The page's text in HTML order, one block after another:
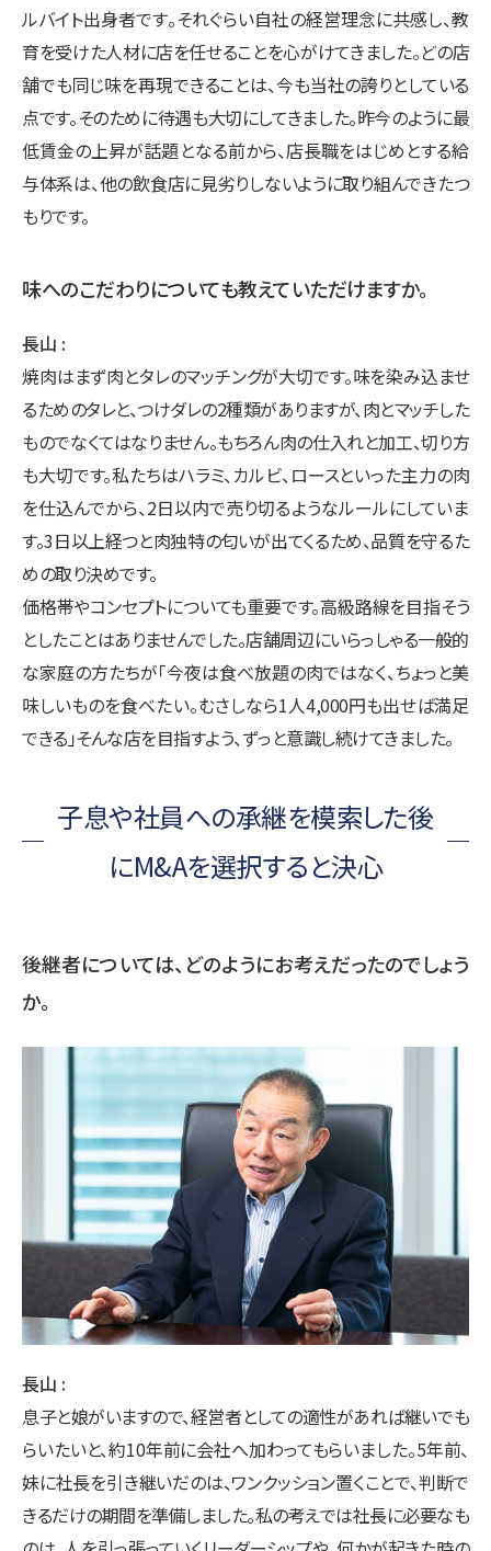
ルバイト出身者です。それぐらい自社の経営理念に共感し、教
育を受けた人材に店を任せることを心がけてきました。どの店
舗でも同じ味を再現できることは、今も当社の誇りとしている
点です。そのために待遇も大切にしてきました。昨今のように最
低賃金の上昇が話題となる前から、店長職をはじめとする給
与体系は、他の飲食店に見劣りしないように取り組んできたつ
もりです。
味へのこだわりについても教えていただけますか。
長山
焼肉はまず肉とタレのマッチングが大切です。味を染み込ませ
るためのタレと、つけダレの2種類がありますが、肉とマッチした
ものでなくてはなりません。もちろん肉の仕入れと加工、切り方
も大切です。私たちはハラミ、カルビ、ロースといった主力の肉
を仕込んでから、2日以内で売り切るようなルールにしていま
す。3日以上経つと肉独特の匂いが出てくるため、品質を守るた
めの取り決めです。
価格帯やコンセプトについても重要です。高級路線を目指そう
としたことはありませんでした。店舗周辺にいらっしゃる一般的
な家庭の方たちが「今夜は食べ放題の肉ではなく、ちょっと美
味しいものを食べたい。むさしなら1人4,000円も出せば満足
できる」そんな店を目指すよう、ずっと意識し続けてきました。
子息や社員への承継を模索した後
にM&Aを選択すると決心
後継者については、どのようにお考えだったのでしょう
か。
長山
息子と娘がいますので、経営者としての適性があれば継いでも
らいたいと、約10年前に会社へ加わってもらいました。5年前、
妹に社長を引き継いだのは、ワンクッション置くことで、判断で
きるだけの期間を準備しました。私の考えでは社長に必要なも